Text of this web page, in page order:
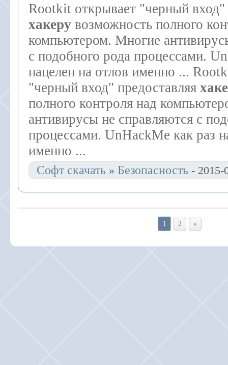
Rootkit открывает "черный вход"
хакеру возможность полного
компьютером. Многие
с подобного рода процессами.
нацелен на отлов именно ...
"черный вход" предоставляя
полного контроля над
антивирусы не справляются с
процессами. UnHackMe как раз
именно ...
Софт скачать » Безопасность - 2015-
1 2 »